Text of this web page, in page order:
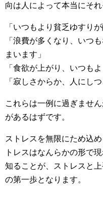
向は人によって本当にそれ
「いつもより貧乏ゆすり
「浪費が多くなり、いつ
まいます」
「食欲が上がり、いつも
「寂しさからか、人にし
これらは一例に過ぎませ
があるはずです。
ストレスを無限にため込
トレスはなんらかの形で
知ることが、ストレスと
の第一歩となります。